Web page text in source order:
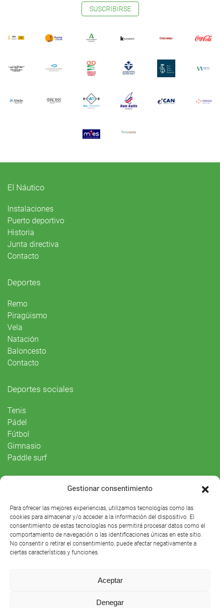
Gestionar consentimiento
Para ofrecer las mejores experiencias, utilizamos tecnologías como las
cookies para almacenar y/o acceder a la información del dispositivo. El
consentimiento de estas tecnologías nos permitirá procesar datos como el
comportamiento de navegación o las identificaciones únicas en este sitio.
No consentir o retirar el consentimiento, puede afectar negativamente a
ciertas características y funciones.
Aceptar
Denegar
SUSCRIBIRSE
El Náutico
Instalaciones
Puerto deportivo
Historia
Junta directiva
Contacto
Deportes
Remo
Piragüismo
Vela
Natación
Baloncesto
Contacto
Deportes sociales
Tenis
Pádel
Fútbol
Gimnasio
Paddle surf
Agenda